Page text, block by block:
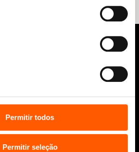
Permitir todos
Permitir seleção